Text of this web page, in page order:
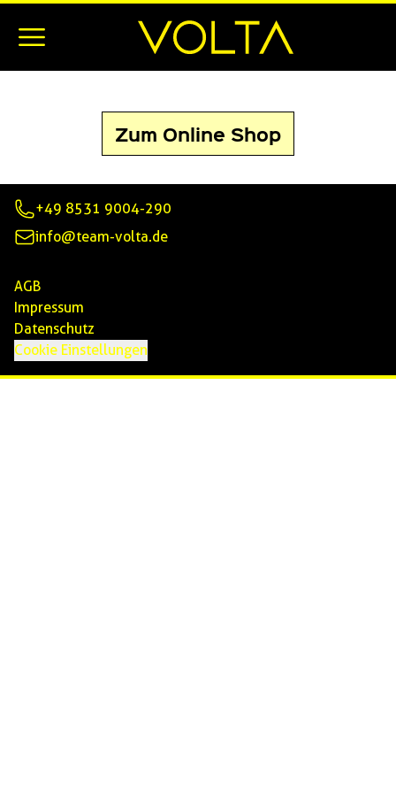
Online Shop
Zum Online Shop
+49 8531 9004-290
info@team-volta.de
AGB
Impressum
Datenschutz
Cookie Einstellungen